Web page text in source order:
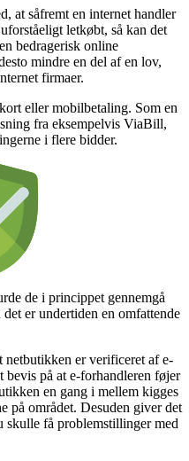
at såfremt en internet handler
letkøbt, så kan det
bedragerisk online
mindre en del af en lov,
firmaer.
eller mobilbetaling. Som en
fra eksempelvis ViaBill,
i flere bidder.
de i princippet gennemgå
er undertiden en omfattende
er verificeret af e-
på at e-forhandleren føjer
en gang i mellem kigges
på området. Desuden giver det
skulle få problemstillinger med